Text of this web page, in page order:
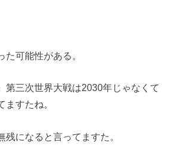
た可能性がある。
第三次世界大戦は2030年じゃなくて
ますたね。
残になると言ってますた。